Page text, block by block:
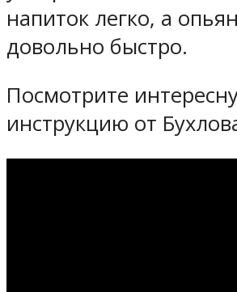
напиток легко, а
довольно быстро.
Посмотрите
инструкцию от